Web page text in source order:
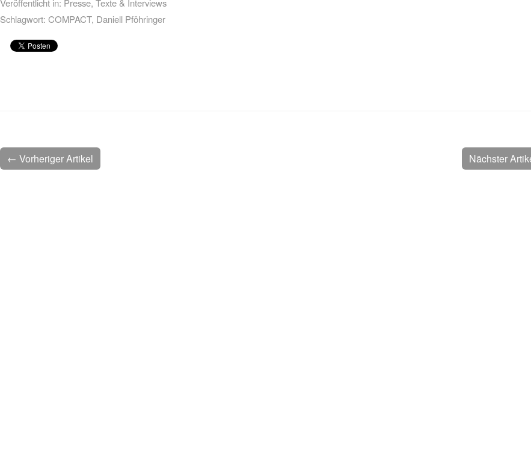
Schlagwort: COMPACT, Daniell Pföhringer
Nächster
← Vorheriger Artikel